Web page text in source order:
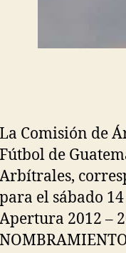
La Comisión de
Fútbol de
Arbítrales,
para el sábado
Apertura 2012 –